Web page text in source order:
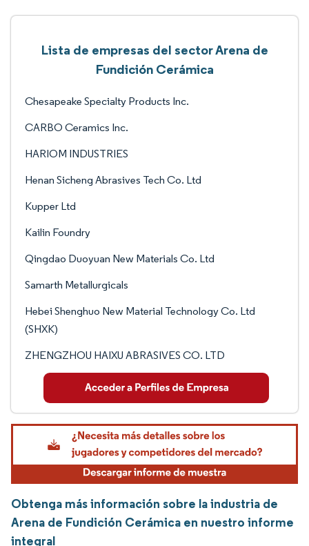
Lista de empresas del sector Arena de
Fundición Cerámica
Chesapeake Specialty Products Inc.
CARBO Ceramics Inc.
HARIOM INDUSTRIES
Henan Sicheng Abrasives Tech Co. Ltd
Kupper Ltd
Kailin Foundry
Qingdao Duoyuan New Materials Co. Ltd
Samarth Metallurgicals
Hebei Shenghuo New Material Technology Co. Ltd
(SHXK)
ZHENGZHOU HAIXU ABRASIVES CO. LTD
Obtenga más información sobre la industria de
Arena de Fundición Cerámica en nuestro informe
integral